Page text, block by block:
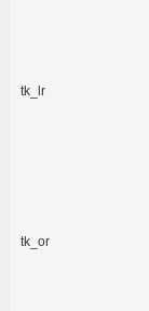
tk_lr
tk_or